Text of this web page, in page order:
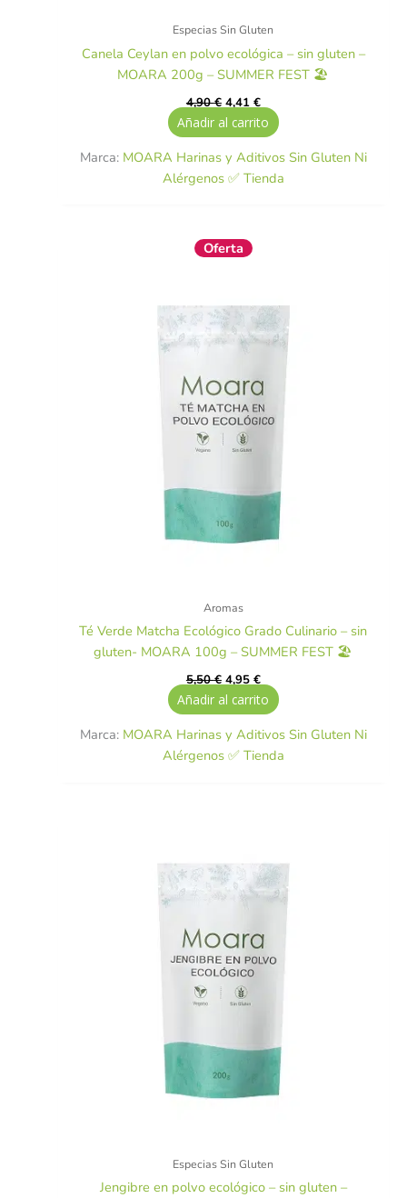
Especias Sin Gluten
Canela Ceylan en polvo ecológica – sin gluten –
MOARA 200g – SUMMER FEST 🏖️
4,90€ 4,41 €
Añadir al carrito
Marca: MOARA Harinas y Aditivos Sin Gluten Ni
Alérgenos ✅ Tienda
Oferta
Aromas
Té Verde Matcha Ecológico Grado Culinario – sin
gluten- MOARA 100g – SUMMER FEST 🏖️
5,50€
El
precio
5,50 €.
4,95 €
4,95 €.
Añadir al carrito
Marca: MOARA Harinas y Aditivos Sin Gluten Ni
Alérgenos ✅ Tienda
Especias Sin Gluten
Jengibre en polvo ecológico – sin gluten –